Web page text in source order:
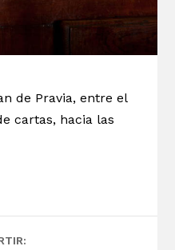
de Pravia, entre el
cartas, hacia las